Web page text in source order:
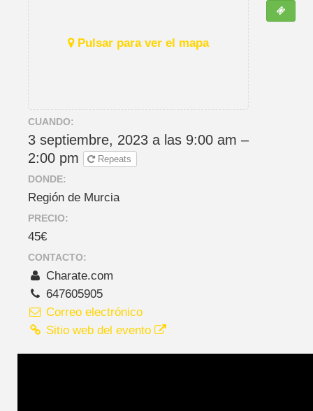
Pulsar para ver el mapa
CUANDO:
3 septiembre, 2023 a las 9:00 am –
2:00 pm
Repeats
DONDE:
Región de Murcia
PRECIO:
45€
CONTACTO:
Charate.com
647605905
Correo electrónico
Sitio web del evento